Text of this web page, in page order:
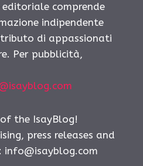
comprende
indipendente
di appassionati
Per pubblicità,
the IsayBlog!
press releases and
info@isayblog.com